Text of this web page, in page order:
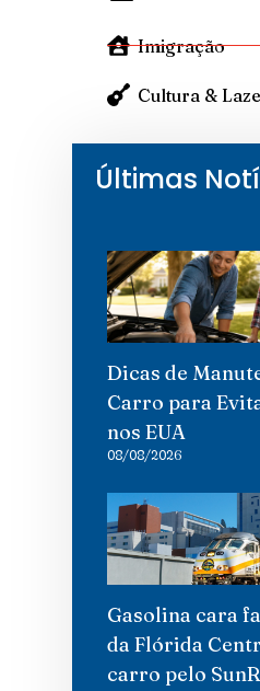
Imigração
Cultura &
Últimas
Dicas de
Carro para
nos EUA
08/08/2026
Gasolina cara
da Flórida
carro pelo